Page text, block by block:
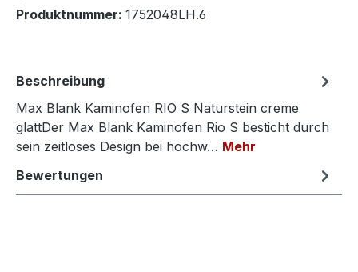
Produktnummer: 1752048LH.6
Beschreibung
Max Blank Kaminofen RIO S Naturstein creme
glattDer Max Blank Kaminofen Rio S besticht durch
sein zeitloses Design bei hochw… Mehr
Bewertungen